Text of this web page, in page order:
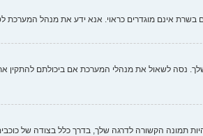
בשרת אינם מוגדרים כראוי. אנא ידע את מנהל המערכת
לשאול את מנהלי המערכת אם ביכולתם להתקין
תמונה הקשורה לדרגה שלך, בדרך כלל בצודה של